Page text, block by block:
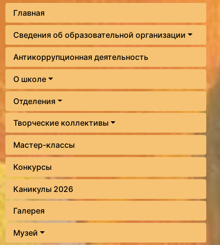
Главная
Сведения об образовательной организации
Антикоррупционная деятельность
О школе
Отделения
Творческие коллективы
Мастер-классы
Конкурсы
Каникулы 2026
Галерея
Музей